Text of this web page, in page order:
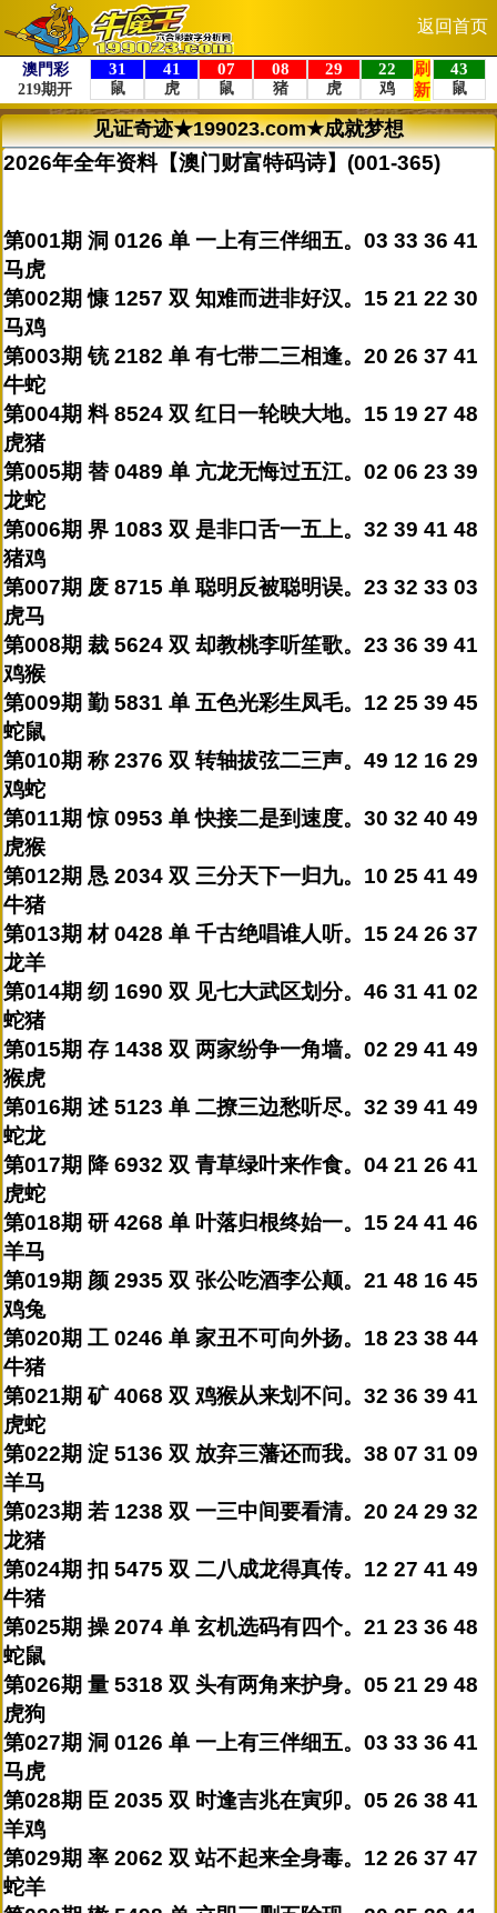
返回首页
见证奇迹★199023.com★成就梦想
2026年全年资料【澳门财富特码诗】(001-365)
第001期 洞 0126 单 一上有三伴细五。03 33 36 41
马虎
第002期 慷 1257 双 知难而进非好汉。15 21 22 30
马鸡
第003期 铳 2182 单 有七带二三相逢。20 26 37 41
牛蛇
第004期 料 8524 双 红日一轮映大地。15 19 27 48
虎猪
第005期 替 0489 单 亢龙无悔过五江。02 06 23 39
龙蛇
第006期 界 1083 双 是非口舌一五上。32 39 41 48
猪鸡
第007期 废 8715 单 聪明反被聪明误。23 32 33 03
虎马
第008期 裁 5624 双 却教桃李听笙歌。23 36 39 41
鸡猴
第009期 勤 5831 单 五色光彩生凤毛。12 25 39 45
蛇鼠
第010期 称 2376 双 转轴拔弦二三声。49 12 16 29
鸡蛇
第011期 惊 0953 单 快接二是到速度。30 32 40 49
虎猴
第012期 恳 2034 双 三分天下一归九。10 25 41 49
牛猪
第013期 材 0428 单 千古绝唱谁人听。15 24 26 37
龙羊
第014期 纫 1690 双 见七大武区划分。46 31 41 02
蛇猪
第015期 存 1438 双 两家纷争一角墙。02 29 41 49
猴虎
第016期 述 5123 单 二撩三边愁听尽。32 39 41 49
蛇龙
第017期 降 6932 双 青草绿叶来作食。04 21 26 41
虎蛇
第018期 研 4268 单 叶落归根终始一。15 24 41 46
羊马
第019期 颜 2935 双 张公吃酒李公颠。21 48 16 45
鸡兔
第020期 工 0246 单 家丑不可向外扬。18 23 38 44
牛猪
第021期 矿 4068 双 鸡猴从来划不问。32 36 39 41
虎蛇
第022期 淀 5136 双 放弃三藩还而我。38 07 31 09
羊马
第023期 若 1238 双 一三中间要看清。20 24 29 32
龙猪
第024期 扣 5475 双 二八成龙得真传。12 27 41 49
牛猪
第025期 操 2074 单 玄机选码有四个。21 23 36 48
蛇鼠
第026期 量 5318 双 头有两角来护身。05 21 29 48
虎狗
第027期 洞 0126 单 一上有三伴细五。03 33 36 41
马虎
第028期 臣 2035 双 时逢吉兆在寅卯。05 26 38 41
羊鸡
第029期 率 2062 双 站不起来全身毒。12 26 37 47
蛇羊